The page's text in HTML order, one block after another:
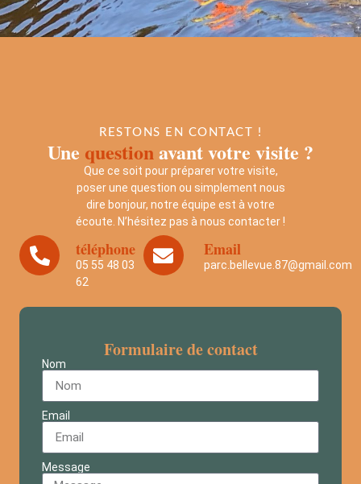
RESTONS EN CONTACT !
Une questionavant votre visite ?
Que ce soit pour préparer votre visite,
poser une question ou simplement nous
dire bonjour, notre équipe est à votre
écoute. N’hésitez pas à nous contacter !
téléphone
05 55 48 03
62
Email
parc.bellevue.87@gmail.com
Formulaire de contact
Nom
Email
Message